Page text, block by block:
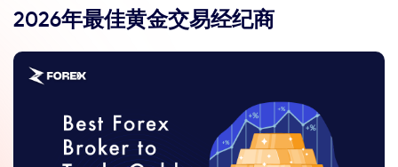
2026年最佳黄金交易经纪商